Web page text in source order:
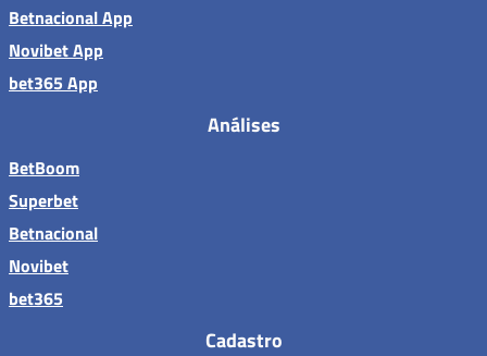
Betnacional App
Novibet App
bet365 App
Análises
BetBoom
Superbet
Betnacional
Novibet
bet365
Cadastro